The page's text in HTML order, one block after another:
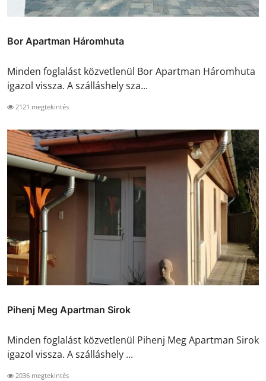
Bor Apartman Háromhuta
Minden foglalást közvetlenül Bor Apartman Háromhuta
igazol vissza. A szálláshely sza...
2121 megtekintés
Pihenj Meg Apartman Sirok
Minden foglalást közvetlenül Pihenj Meg Apartman Sirok
igazol vissza. A szálláshely ...
2036 megtekintés